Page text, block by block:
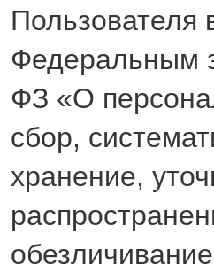
Пользователя
Федеральным
ФЗ «О
сбор,
хранение,